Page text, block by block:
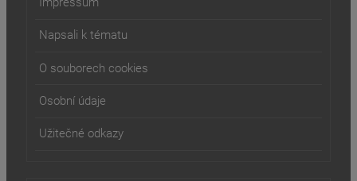
Impressum
Napsali k tématu
O souborech cookies
Osobní údaje
Užitečné odkazy